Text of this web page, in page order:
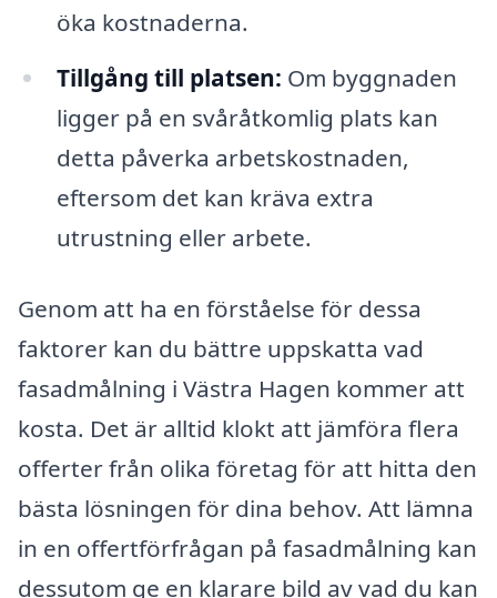
öka kostnaderna.
Tillgång till platsen: Om byggnaden
ligger på en svåråtkomlig plats kan
detta påverka arbetskostnaden,
eftersom det kan kräva extra
utrustning eller arbete.
Genom att ha en förståelse för dessa
faktorer kan du bättre uppskatta vad
fasadmålning i Västra Hagen kommer att
kosta. Det är alltid klokt att jämföra flera
offerter från olika företag för att hitta den
bästa lösningen för dina behov. Att lämna
in en offertförfrågan på fasadmålning kan
dessutom ge en klarare bild av vad du kan